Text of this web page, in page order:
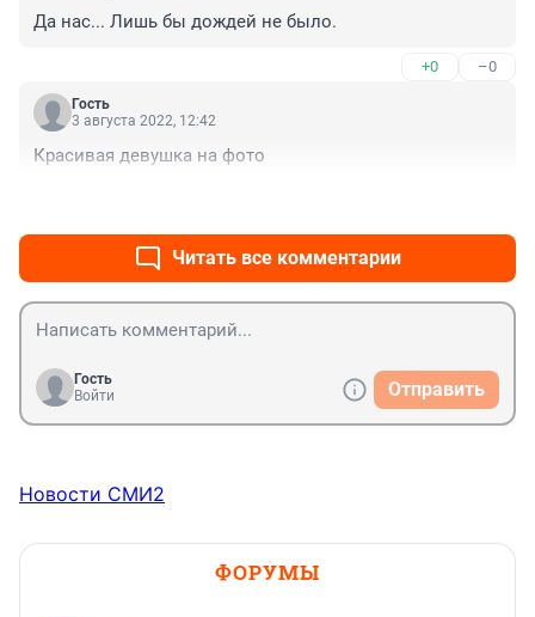
Да нас... Лишь бы дождей не было.
+0 –0
Гость
3 августа 2022, 12:42
Красивая девушка на фото
Читать все комментарии
Гость
Войти
Отправить
Новости СМИ2
ФОРУМЫ